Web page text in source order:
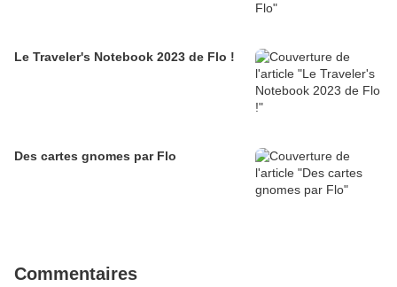
Le Traveler's Notebook 2023 de Flo !
Des cartes gnomes par Flo
Commentaires